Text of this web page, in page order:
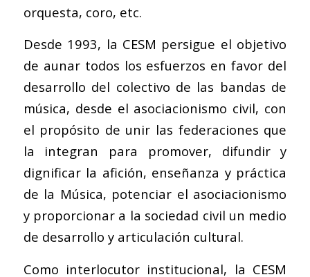
orquesta, coro, etc.
Desde 1993, la CESM persigue el objetivo
de aunar todos los esfuerzos en favor del
desarrollo del colectivo de las bandas de
música, desde el asociacionismo civil, con
el propósito de unir las federaciones que
la integran para promover, difundir y
dignificar la afición, enseñanza y práctica
de la Música, potenciar el asociacionismo
y proporcionar a la sociedad civil un medio
de desarrollo y articulación cultural.
Como interlocutor institucional, la CESM